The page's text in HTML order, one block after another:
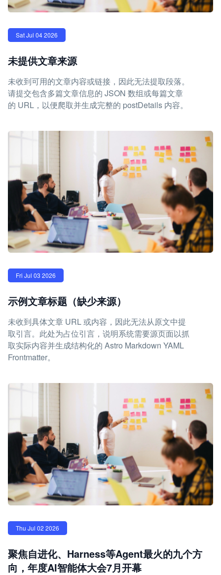
Sat Jul 04 2026
未提供文章来源
未收到可用的文章内容或链接，因此无法提取段落。
请提交包含多篇文章信息的 JSON 数组或每篇文章
的 URL，以便爬取并生成完整的 postDetails 内容。
Fri Jul 03 2026
示例文章标题（缺少来源）
未收到具体文章 URL 或内容，因此无法从原文中提
取引言。此处为占位引言，说明系统需要源页面以抓
取实际内容并生成结构化的 Astro Markdown YAML
Frontmatter。
Thu Jul 02 2026
聚焦自进化、Harness等Agent最火的九个方
向，年度AI智能体大会7月开幕